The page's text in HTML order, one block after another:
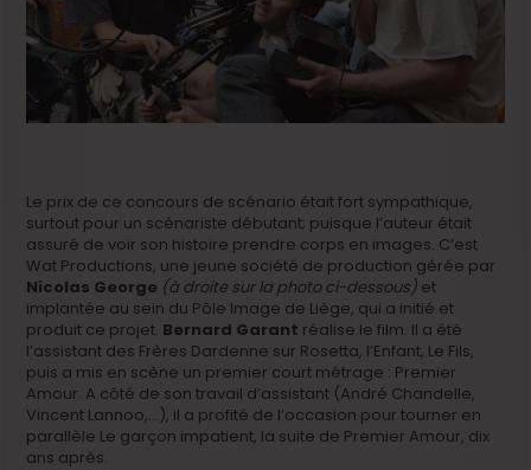
Le prix de ce concours de scénario était fort sympathique,
surtout pour un scénariste débutant; puisque l’auteur était
assuré de voir son histoire prendre corps en images. C’est
Wat Productions, une jeune société de production gérée par
Nicolas George (à droite sur la photo ci-dessous) et
implantée au sein du Pôle Image de Liège, qui a initié et
produit ce projet. Bernard Garant réalise le film. Il a été
l’assistant des Frères Dardenne sur Rosetta, l’Enfant, Le Fils,
puis a mis en scène un premier court métrage : Premier
Amour. A côté de son travail d’assistant (André Chandelle,
Vincent Lannoo,…), il a profité de l’occasion pour tourner en
parallèle Le garçon impatient, la suite de Premier Amour, dix
ans après.